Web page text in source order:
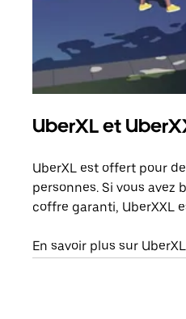
UberXL et
UberXL est offert pour
personnes. Si vous avez
coffre garanti, UberXXL
En savoir plus sur UberXL